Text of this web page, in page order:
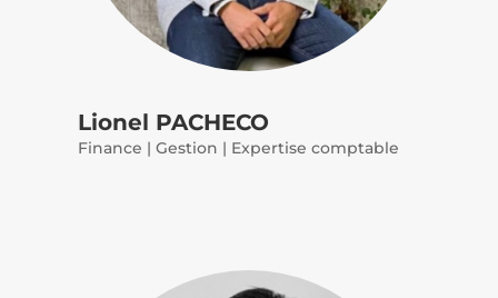
Lionel PACHECO
Finance | Gestion | Expertise comptable